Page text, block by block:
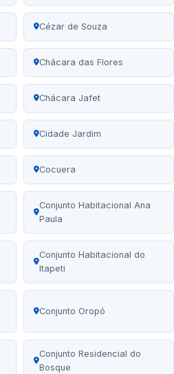
Cézar de Souza
Chácara das Flores
Chácara Jafet
Cidade Jardim
Cocuera
Conjunto Habitacional Ana
Paula
Conjunto Habitacional do
Itapeti
Conjunto Oropó
Conjunto Residencial do
Bosque